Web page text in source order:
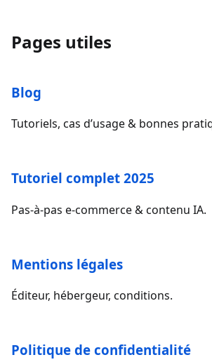
Pages utiles
Blog
Tutoriels, cas d’usage & bonnes
Tutoriel complet 2025
Pas-à-pas e-commerce & contenu IA.
Mentions légales
Éditeur, hébergeur, conditions.
Politique de confidentialité